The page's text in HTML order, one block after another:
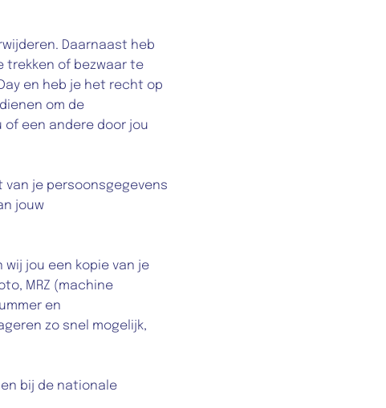
Daarnaast heb
trekken of bezwaar te
en heb je het recht op
om de
een andere door jou
je persoonsgegevens
jouw
jou een kopie van je
MRZ (machine
en
zo snel mogelijk,
bij de nationale